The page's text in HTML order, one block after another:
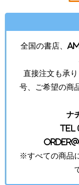
全国の書店、
直接注文も承
号、ご希望の商
ナ
TEL
※すべての商品